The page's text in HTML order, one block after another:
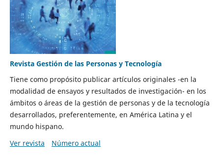
Revista Gestión de las Personas y Tecnología
Tiene como propósito publicar artículos originales -en la
modalidad de ensayos y resultados de investigación- en los
ámbitos o áreas de la gestión de personas y de la tecnología
desarrollados, preferentemente, en América Latina y el
mundo hispano.
Ver revista
Número actual